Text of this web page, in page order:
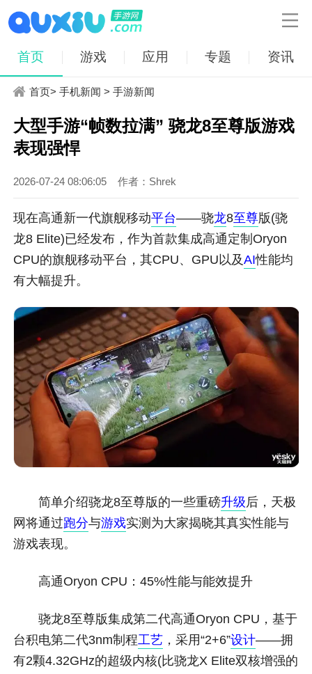

首页 游戏 应用 专题 资讯
首页>手机新闻 >手游新闻
大型手游“帧数拉满” 骁龙8至尊版游戏
表现强悍
2026-07-24 08:06:05 作者：Shrek
现在高通新一代旗舰移动平台——骁龙8至尊版(骁
龙8 Elite)已经发布，作为首款集成高通定制Oryon
CPU的旗舰移动平台，其CPU、GPU以及AI性能均
有大幅提升。
简单介绍骁龙8至尊版的一些重磅升级后，天极
网将通过跑分与游戏实测为大家揭晓其真实性能与
游戏表现。
高通Oryon CPU：45%性能与能效提升
骁龙8至尊版集成第二代高通Oryon CPU，基于
台积电第二代3nm制程工艺，采用“2+6”设计——拥
有2颗4.32GHz的超级内核(比骁龙X Elite双核增强的